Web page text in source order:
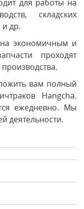
для работы на
складских
и др.
экономичным и
проходят
производства.
вам полный
Hangcha.
ежедневно. Мы
деятельности.